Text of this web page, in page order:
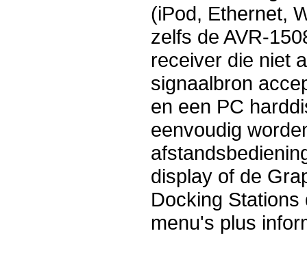
(iPod, Ethernet,
zelfs de AVR-
receiver die niet
signaalbron
en een PC
eenvoudig
display of de
Docking
menu's plus